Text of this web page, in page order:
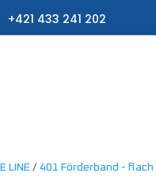
+421 433 241 202
LINE /401 Förderband - flach